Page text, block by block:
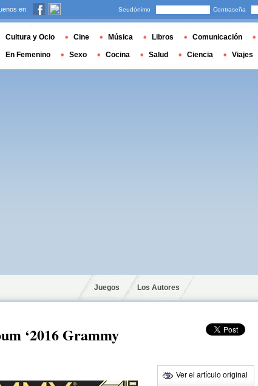
Juegos Los Autores
‘2016 Grammy
Ver el artículo original
en Seudónimo Contraseña
Cultura y Ocio Cine Música Libros Comunicación
En Femenino Sexo Cocina Salud Ciencia Viajes